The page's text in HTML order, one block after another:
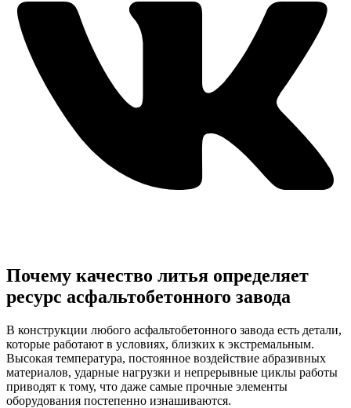
Почему качество литья определяет
ресурс асфальтобетонного завода
В конструкции любого асфальтобетонного завода есть детали,
которые работают в условиях, близких к экстремальным.
Высокая температура, постоянное воздействие абразивных
материалов, ударные нагрузки и непрерывные циклы работы
приводят к тому, что даже самые прочные элементы
оборудования постепенно изнашиваются.